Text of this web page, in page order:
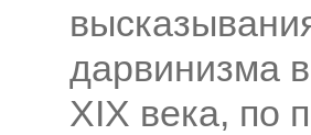
дарвинизма
XIX века, по